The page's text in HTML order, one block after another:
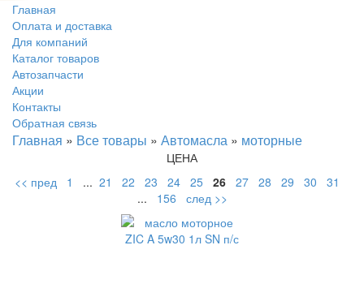
Главная
Оплата и доставка
Для компаний
Каталог товаров
Автозапчасти
Акции
Контакты
Обратная связь
Главная » Все товары » Автомасла » моторные
ЦЕНА
<< пред
1 ... 21 22 23 24 25 26 27 28 29 30
31
... 156 след >>